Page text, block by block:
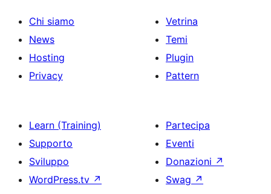
Chi siamo
News
Hosting
Privacy
Vetrina
Temi
Plugin
Pattern
Learn (Training)
Supporto
Sviluppo
WordPress.tv ↗
Partecipa
Eventi
Donazioni ↗
Swag ↗